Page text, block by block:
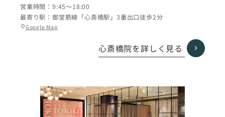
営業時間： 9:45〜18:00
最寄り駅： 御堂筋線「心斎橋駅」3番出口徒歩2分
location_onGoogle Map
グ
心斎橋院を詳しく見る